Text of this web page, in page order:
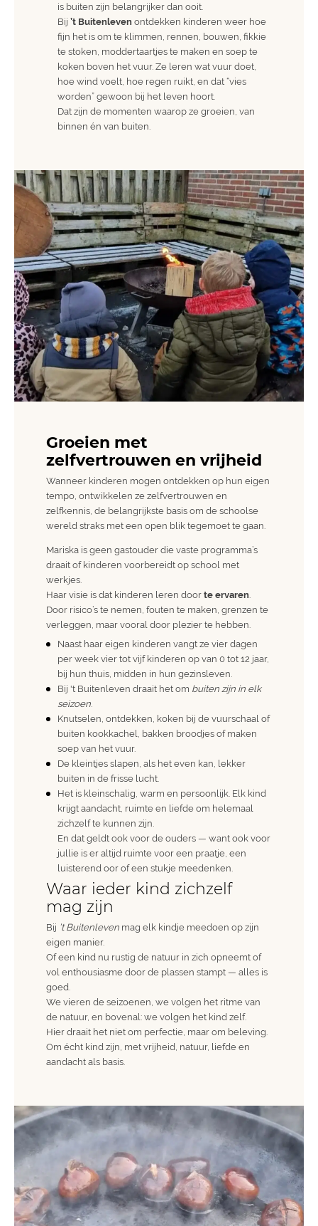
is buiten zijn belangrijker dan ooit.
Bij ’t Buitenleven ontdekken kinderen weer hoe
fijn het is om te klimmen, rennen, bouwen, fikkie
te stoken, moddertaartjes te maken en soep te
koken boven het vuur. Ze leren wat vuur doet,
hoe wind voelt, hoe regen ruikt, en dat “vies
worden” gewoon bij het leven hoort.
Dat zijn de momenten waarop ze groeien, van
binnen én van buiten.
Groeien met
zelfvertrouwen en vrijheid
Wanneer kinderen mogen ontdekken op hun eigen
tempo, ontwikkelen ze zelfvertrouwen en
zelfkennis, de belangrijkste basis om de schoolse
wereld straks met een open blik tegemoet te gaan.
Mariska is geen gastouder die vaste programma’s
draait of kinderen voorbereidt op school met
werkjes.
Haar visie is dat kinderen leren door te ervaren.
Door risico’s te nemen, fouten te maken, grenzen te
verleggen, maar vooral door plezier te hebben.
Naast haar eigen kinderen vangt ze vier dagen
per week vier tot vijf kinderen op van 0 tot 12 jaar,
bij hun thuis, midden in hun gezinsleven.
Bij 't Buitenleven draait het om buiten zijn in elk
seizoen.
Knutselen, ontdekken, koken bij de vuurschaal of
buiten kookkachel, bakken broodjes of maken
soep van het vuur.
De kleintjes slapen, als het even kan, lekker
buiten in de frisse lucht.
Het is kleinschalig, warm en persoonlijk. Elk kind
krijgt aandacht, ruimte en liefde om helemaal
zichzelf te kunnen zijn.
En dat geldt ook voor de ouders — want ook voor
jullie is er altijd ruimte voor een praatje, een
luisterend oor of een stukje meedenken.
Waar ieder kind zichzelf
mag zijn
Bij ’t Buitenleven mag elk kindje meedoen op zijn
eigen manier.
Of een kind nu rustig de natuur in zich opneemt of
vol enthousiasme door de plassen stampt — alles is
goed.
We vieren de seizoenen, we volgen het ritme van
de natuur, en bovenal: we volgen het kind zelf.
Hier draait het niet om perfectie, maar om beleving.
Om écht kind zijn, met vrijheid, natuur, liefde en
aandacht als basis.